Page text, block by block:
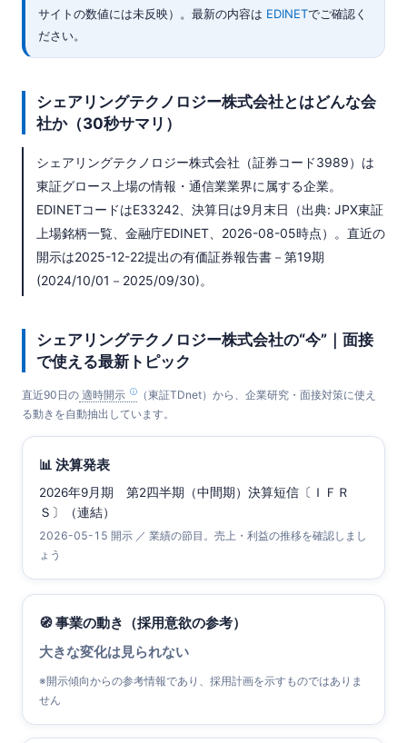
サイトの数値には未反映）。最新の内容は EDINETでご確認く
ださい。
シェアリングテクノロジー株式会社とはどんな会
社か（30秒サマリ）
シェアリングテクノロジー株式会社（証券コード3989）は
東証グロース上場の情報・通信業業界に属する企業。
EDINETコードはE33242、決算日は9月末日（出典: JPX東証
上場銘柄一覧、金融庁EDINET、2026-08-05時点）。直近の
開示は2025-12-22提出の有価証券報告書－第19期
(2024/10/01－2025/09/30)。
シェアリングテクノロジー株式会社の“今”｜面接
で使える最新トピック
直近90日の 適時開示
（東証TDnet）から、企業研究・面接対策に使え
る動きを自動抽出しています。
📊 決算発表
2026年9月期 第2四半期（中間期）決算短信〔ＩＦＲ
Ｓ〕（連結）
2026-05-15 開示 ／ 業績の節目。売上・利益の推移を確認しまし
ょう
🧭 事業の動き（採用意欲の参考）
大きな変化は見られない
※開示傾向からの参考情報であり、採用計画を示すものではありま
せん